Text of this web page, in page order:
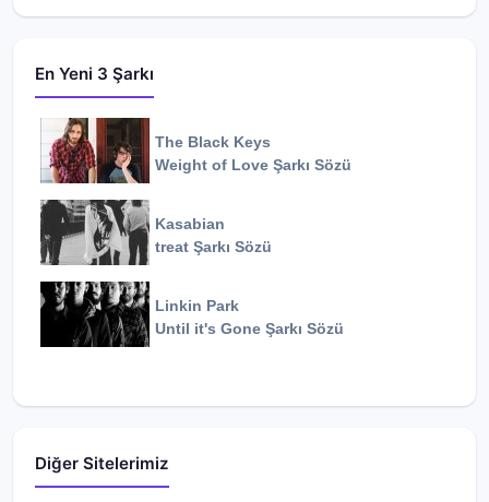
En Yeni 3 Şarkı
The Black Keys
Weight of Love Şarkı Sözü
Kasabian
treat Şarkı Sözü
Linkin Park
Until it's Gone Şarkı Sözü
Diğer Sitelerimiz